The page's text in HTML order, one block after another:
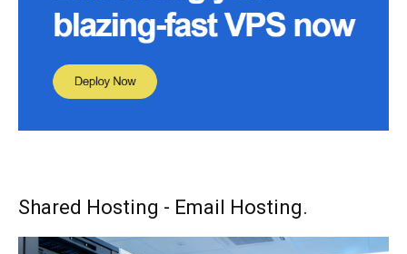
Shared Hosting - Email Hosting.